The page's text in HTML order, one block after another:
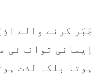
جَبَر کرنے والے
اِیمانی توانائی
ہوتا بلکہ لذت